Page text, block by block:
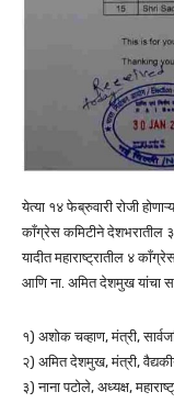
येत्या १४ फेब्रुवारी रोजी
काँग्रेस कमिटीने देशभरातील
यादीत महाराष्ट्रातील ४
आणि ना. अमित देशमुख यांचा
१) अशोक चव्हाण, मंत्री,
२) अमित देशमुख, मंत्री,
३) नाना पटोले, अध्यक्ष,